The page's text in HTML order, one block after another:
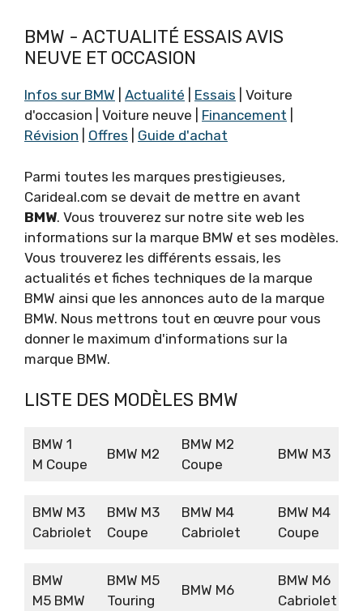
BMW - ACTUALITÉ ESSAIS AVIS
NEUVE ET OCCASION
Infos sur BMW Actualité Essais | Voiture
d'occasion | Voiture neuve | Financement
Révision
Offres Guide d'achat
Parmi toutes les marques prestigieuses,
Carideal.com se devait de mettre en avant
BMW. Vous trouverez sur notre site web les
informations sur la marque BMW et ses modèles.
Vous trouverez les différents essais, les
actualités et fiches techniques de la marque
BMW ainsi que les annonces auto de la marque
BMW. Nous mettrons tout en œuvre pour vous
donner le maximum d'informations sur la
marque BMW.
LISTE DES MODÈLES BMW
BMW 1
M Coupe
BMW M2
BMW M2
Coupe
BMW M3
BMW M3
Cabriolet
BMW M3
Coupe
BMW M4
Cabriolet
BMW M4
Coupe
BMW
M5 BMW
BMW M5
Touring
BMW M6
BMW M6
Cabriolet